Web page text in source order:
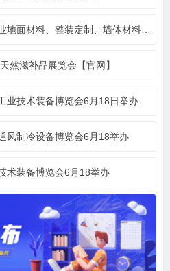
料及精品设计、智慧酒店、照明及智能控制博览会 展位火热销售中！
然滋补品展览会【官网】
业技术装备博览会6月18日举办
风制冷设备博览会6月18举办
术装备博览会6月18举办